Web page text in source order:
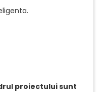
proiectului sunt